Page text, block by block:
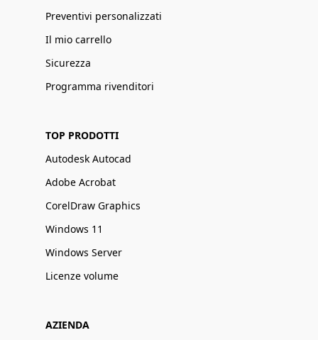
Preventivi personalizzati
Il mio carrello
Sicurezza
Programma rivenditori
TOP PRODOTTI
Autodesk Autocad
Adobe Acrobat
CorelDraw Graphics
Windows 11
Windows Server
Licenze volume
AZIENDA